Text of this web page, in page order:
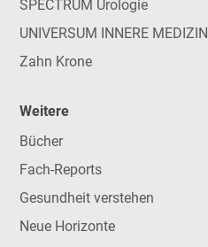
SPECTRUM Urologie
UNIVERSUM INNERE MEDIZIN
Zahn Krone
Weitere
Bücher
Fach-Reports
Gesundheit verstehen
Neue Horizonte